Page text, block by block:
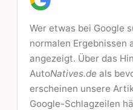
Wer etwas bei Google
normalen Ergebnissen
angezeigt. Über das
AutoNatives.de als
erscheinen unsere
Google-Schlagzeilen